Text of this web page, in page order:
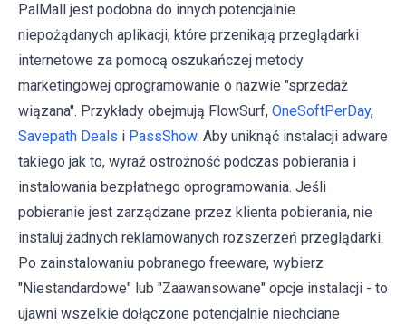
PalMall jest podobna do innych potencjalnie
niepożądanych aplikacji, które przenikają przeglądarki
internetowe za pomocą oszukańczej metody
marketingowej oprogramowanie o nazwie "sprzedaż
wiązana". Przykłady obejmują FlowSurf, OneSoftPerDay,
Savepath Deals i PassShow. Aby uniknąć instalacji adware
takiego jak to, wyraź ostrożność podczas pobierania i
instalowania bezpłatnego oprogramowania. Jeśli
pobieranie jest zarządzane przez klienta pobierania, nie
instaluj żadnych reklamowanych rozszerzeń przeglądarki.
Po zainstalowaniu pobranego freeware, wybierz
"Niestandardowe" lub "Zaawansowane" opcje instalacji - to
ujawni wszelkie dołączone potencjalnie niechciane